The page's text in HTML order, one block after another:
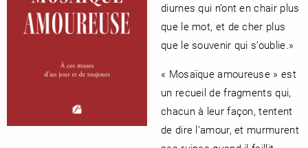
diurnes qui n’ont en chair plus
que le mot, et de cher plus
que le souvenir qui s’oublie.»
« Mosaïque amoureuse » est
un recueil de fragments qui,
chacun à leur façon, tentent
de dire l’amour, et murmurent